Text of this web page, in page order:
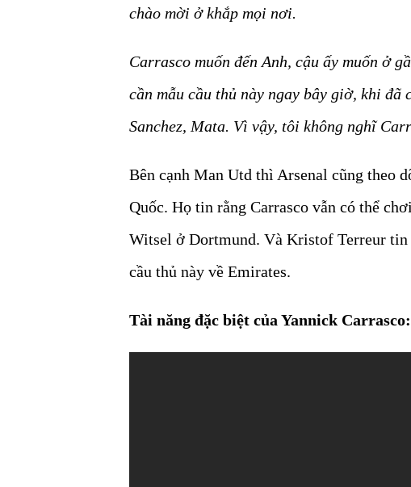
chào mời ở khắp mọi nơi.
Carrasco muốn đến Anh, cậu ấy muốn ở
cần mẫu cầu thủ này ngay bây giờ, khi
Sanchez, Mata. Vì vậy, tôi không nghĩ
Bên cạnh Man Utd thì Arsenal cũng theo
Quốc. Họ tin rằng Carrasco vẫn có thể
Witsel ở Dortmund. Và Kristof Terreur tin
cầu thủ này về Emirates.
Tài năng đặc biệt của Yannick Carrasco: